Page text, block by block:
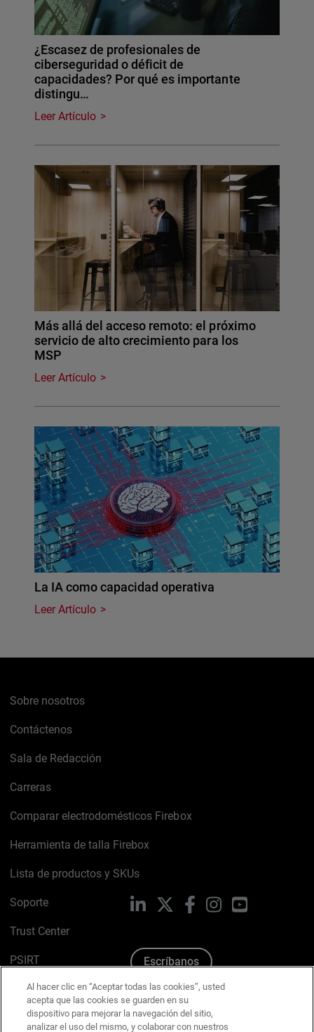
¿Escasez de profesionales de
ciberseguridad o déficit de
capacidades? Por qué es importante
distingu…
Leer Artículo
Más allá del acceso remoto: el próximo
servicio de alto crecimiento para los
MSP
Leer Artículo
La IA como capacidad operativa
Leer Artículo
Sobre nosotros
Contáctenos
Sala de Redacción
Carreras
Comparar electrodomésticos Firebox
Herramienta de talla Firebox
Lista de productos y SKUs
Soporte
Trust Center
PSIRT
Política de cookies
Política de privacidad
LinkedIn FacebookInstagramYouTube
Escríbanos
Al hacer clic en “Aceptar todas las cookies”, usted
acepta que las cookies se guarden en su
dispositivo para mejorar la navegación del sitio,
analizar el uso del mismo, y colaborar con nuestros